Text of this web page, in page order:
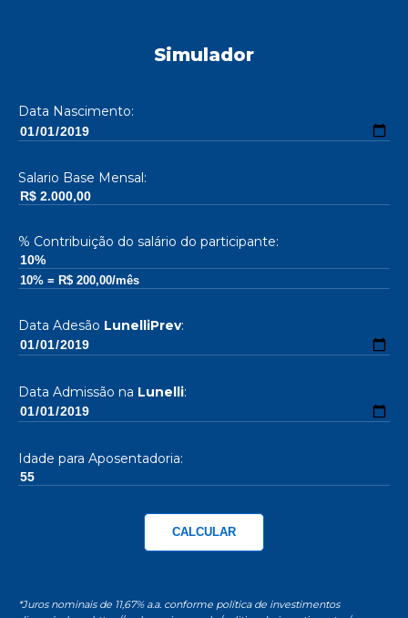
Simulador
Data Nascimento:
Salario Base Mensal:
% Contribuição do salário do participante:
Data Adesão LunelliPrev:
Data Admissão na Lunelli:
Idade para Aposentadoria:
*Juros nominais de 11,67% a.a. conforme política de investimentos